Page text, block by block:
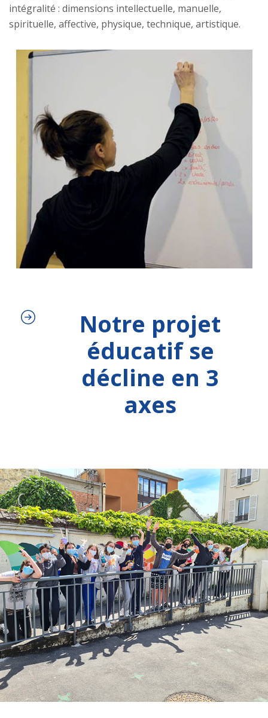
intégralité : dimensions intellectuelle, manuelle,
spirituelle, affective, physique, technique, artistique.
Notre projet
éducatif se
décline en 3
axes